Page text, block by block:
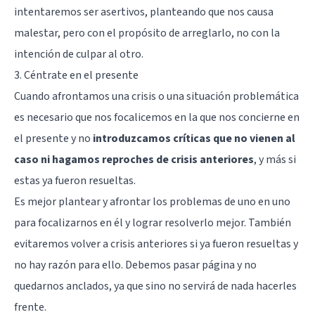
intentaremosser asertivos, planteando que nos causa
malestar, pero con el propósito de arreglarlo, no con la
intención de culpar al otro.
3. Céntrate en el presente
Cuando afrontamos una crisis o una situación problemática
es necesario que nos focalicemos en la que nos concierne en
el presente y no introduzcamos críticas que no vienen al
caso ni hagamos reproches de crisis anteriores, y más si
estas ya fueron resueltas.
Es mejor plantear y afrontar los problemas de uno en uno
para focalizarnos en él y lograr resolverlo mejor. También
evitaremos volver a crisis anteriores si ya fueron resueltas y
no hay razón para ello. Debemos pasar página y no
quedarnos anclados, ya que sino no servirá de nada hacerles
frente.